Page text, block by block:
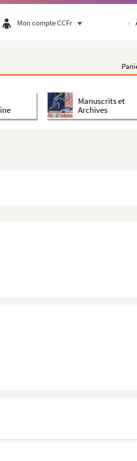
Mon compte CCFr
Manuscrits et
Archives